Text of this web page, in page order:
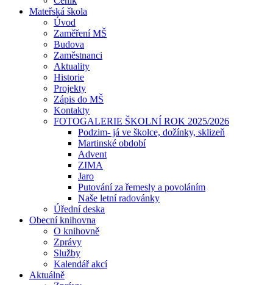
Mateřská škola
Úvod
Zaměření MŠ
Budova
Zaměstnanci
Aktuality
Historie
Projekty
Zápis do MŠ
Kontakty
FOTOGALERIE ŠKOLNÍ ROK 2025/2026
Podzim- já ve školce, dožínky, sklizeň
Martinské období
Advent
ZIMA
Jaro
Putování za řemesly a povoláním
Naše letní radovánky
Úřední deska
Obecní knihovna
O knihovně
Zprávy
Služby
Kalendář akcí
Aktuálně